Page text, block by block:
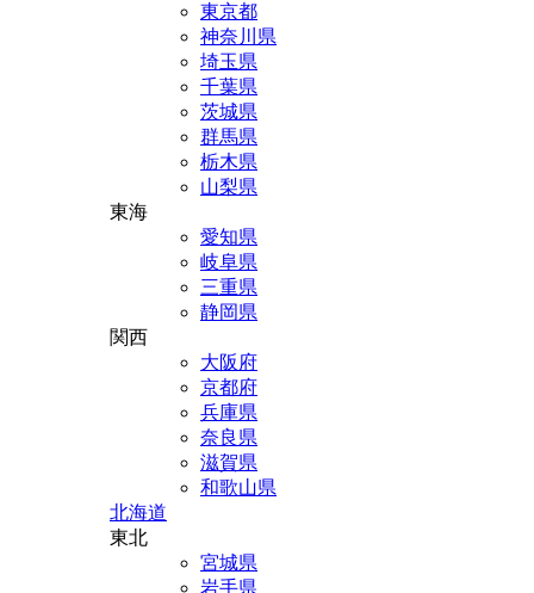
東京都
神奈川県
埼玉県
千葉県
茨城県
群馬県
栃木県
山梨県
東海
愛知県
岐阜県
三重県
静岡県
関西
大阪府
京都府
兵庫県
奈良県
滋賀県
和歌山県
北海道
東北
宮城県
岩手県